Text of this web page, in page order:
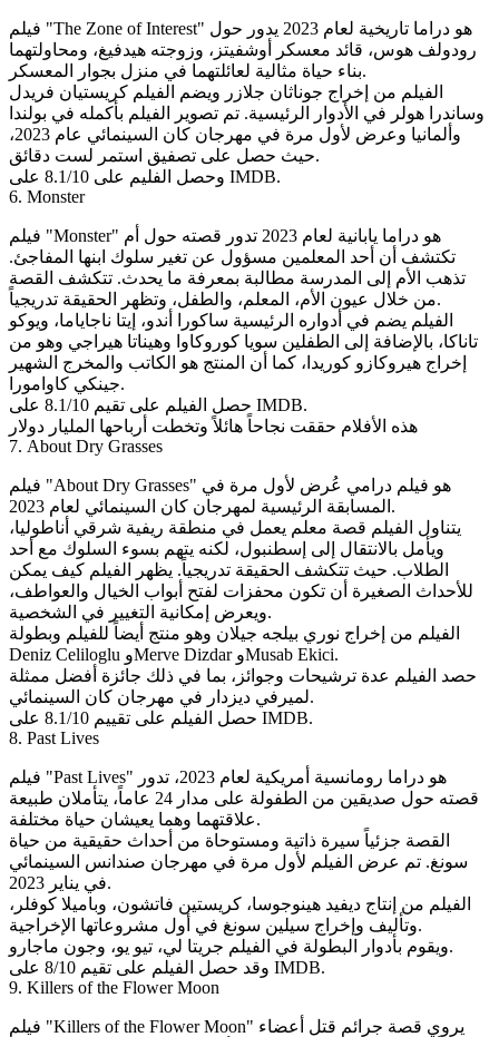
فيلم "The Zone of Interest" هو دراما تاريخية لعام 2023 يدور حول
رودولف هوس، قائد معسكر أوشفيتز، وزوجته هيدفيغ، ومحاولتهما
بناء حياة مثالية لعائلتهما في منزل بجوار المعسكر.
الفيلم من إخراج جوناثان جلازر ويضم الفيلم كريستيان فريدل
وساندرا هولر في الأدوار الرئيسية. تم تصوير الفيلم بأكمله في بولندا
وألمانيا وعرض لأول مرة في مهرجان كان السينمائي عام 2023،
حيث حصل على تصفيق استمر لست دقائق.
وحصل الفليم على 8.1/10 على IMDB.
6. Monster
فيلم "Monster" هو دراما يابانية لعام 2023 تدور قصته حول أم
تكتشف أن أحد المعلمين مسؤول عن تغير سلوك ابنها المفاجئ.
تذهب الأم إلى المدرسة مطالبة بمعرفة ما يحدث. تتكشف القصة
من خلال عيون الأم، المعلم، والطفل، وتظهر الحقيقة تدريجياً.
الفيلم يضم في أدواره الرئيسية ساكورا أندو، إيتا ناجاياما، ويوكو
تاناكا، بالإضافة إلى الطفلين سويا كوروكاوا وهيناتا هيراجي وهو من
إخراج هيروكازو كوريدا، كما أن المنتج هو الكاتب والمخرج الشهير
جينكي كاوامورا.
حصل الفيلم على تقيم 8.1/10 على IMDB.
هذه الأفلام حققت نجاحاً هائلاً وتخطت أرباحها المليار دولار
7. About Dry Grasses
فيلم "About Dry Grasses" هو فيلم درامي عُرض لأول مرة في
المسابقة الرئيسية لمهرجان كان السينمائي لعام 2023.
يتناول الفيلم قصة معلم يعمل في منطقة ريفية شرقي أناطوليا،
ويأمل بالانتقال إلى إسطنبول، لكنه يتهم بسوء السلوك مع أحد
الطلاب. حيث تتكشف الحقيقة تدريجياً. يظهر الفيلم كيف يمكن
للأحداث الصغيرة أن تكون محفزات لفتح أبواب الخيال والعواطف،
ويعرض إمكانية التغيير في الشخصية.
الفيلم من إخراج نوري بيلجه جيلان وهو منتج أيضاً للفيلم وبطولة
Deniz Celiloglu وMerve Dizdar وMusab Ekici.
حصد الفيلم عدة ترشيحات وجوائز، بما في ذلك جائزة أفضل ممثلة
لميرفي ديزدار في مهرجان كان السينمائي.
حصل الفيلم على تقييم 8.1/10 على IMDB.
8. Past Lives
فيلم "Past Lives" هو دراما رومانسية أمريكية لعام 2023، تدور
قصته حول صديقين من الطفولة على مدار 24 عاماً، يتأملان طبيعة
علاقتهما وهما يعيشان حياة مختلفة.
القصة جزئياً سيرة ذاتية ومستوحاة من أحداث حقيقية من حياة
سونغ. تم عرض الفيلم لأول مرة في مهرجان صندانس السينمائي
في يناير 2023.
الفيلم من إنتاج ديفيد هينوجوسا، كريستين فاتشون، وباميلا كوفلر،
وتأليف وإخراج سيلين سونغ في أول مشروعاتها الإخراجية.
ويقوم بأدوار البطولة في الفيلم جريتا لي، تيو يو، وجون ماجارو.
وقد حصل الفيلم على تقيم 8/10 على IMDB.
9. Killers of the Flower Moon
فيلم "Killers of the Flower Moon" يروي قصة جرائم قتل أعضاء